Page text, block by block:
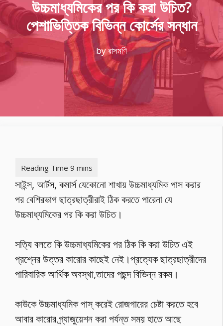
উচ্চমাধ্যমিকের পর কি করা উচিত?
পেশাভিত্তিক বিভিন্ন কোর্সের সন্ধান
byরাসমণি
সাইন্স, আর্টস, কমার্স যেকোনো শাখায় উচ্চমাধ্যমিক পাস করার
পর বেশিরভাগ ছাত্রছাত্রীরাই ঠিক করতে পারেনা যে
উচ্চমাধ্যমিকের পর কি করা উচিত।
সত্যি বলতে কি উচ্চমাধ্যমিকের পর ঠিক কি করা উচিত এই
প্রশ্নের উত্তর কারোর কাছেই নেই।প্রত্যেক ছাত্রছাত্রীদের
পারিবারিক আর্থিক অবস্থা,তাদের পছন্দ বিভিন্ন রকম।
কাউকে উচ্চমাধ্যমিক পাস্ করেই রোজগারের চেষ্টা করতে হবে
আবার কারোর গ্র্যাজুয়েশন করা পর্যন্ত সময় হাতে আছে